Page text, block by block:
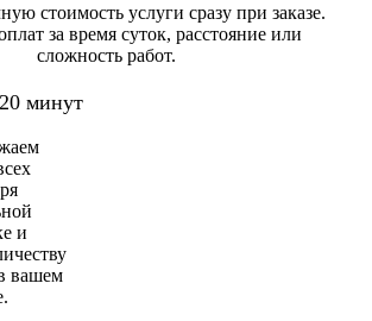
стоимость услуги сразу при заказе.
за время суток, расстояние или
сложность работ.
минут
и
вашем